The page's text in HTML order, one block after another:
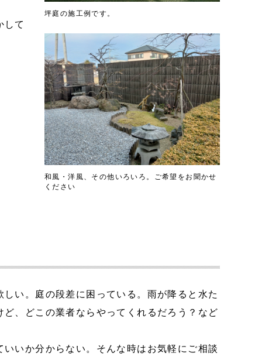
して
坪庭の施工例です。
和風・洋風、その他いろいろ。ご希望をお聞かせ
ください
い。庭の段差に困っている。雨が降ると水た
、どこの業者ならやってくれるだろう？など
いか分からない。そんな時はお気軽に ご相談